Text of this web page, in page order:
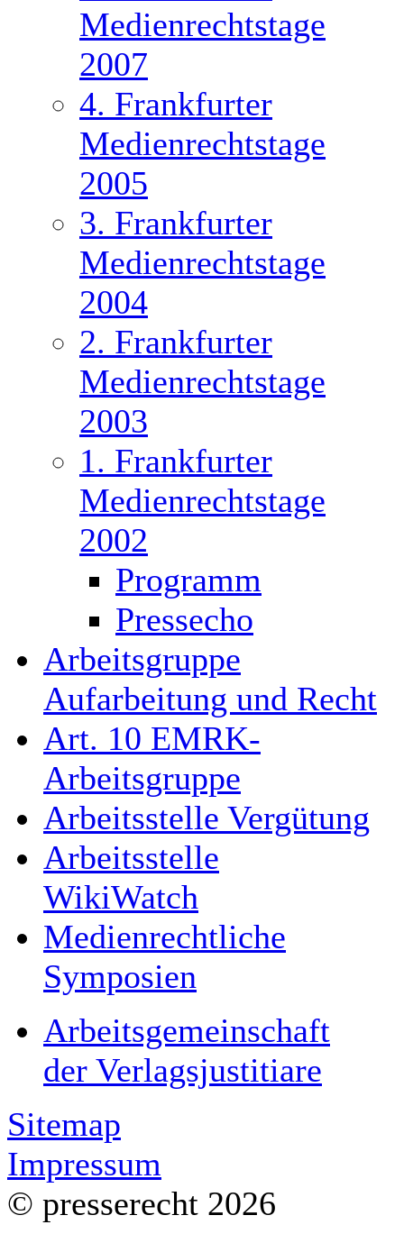
Medienrechtstage
2007
4. Frankfurter
Medienrechtstage
2005
3. Frankfurter
Medienrechtstage
2004
2. Frankfurter
Medienrechtstage
2003
1. Frankfurter
Medienrechtstage
2002
Programm
Pressecho
Arbeitsgruppe
Aufarbeitung und Recht
Art. 10 EMRK-
Arbeitsgruppe
Arbeitsstelle Vergütung
Arbeitsstelle
WikiWatch
Medienrechtliche
Symposien
Arbeitsgemeinschaft
der Verlagsjustitiare
Sitemap
Impressum
© presserecht 2026